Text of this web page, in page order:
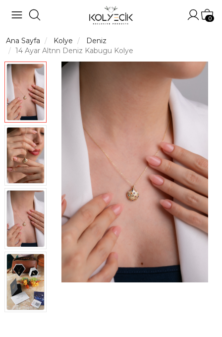
0
Ana Sayfa Kolye
Deniz
14 Ayar Altnn Deniz Kabugu Kolye